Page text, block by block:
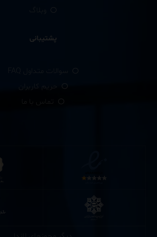
پشتیبانی
سوالات متداول FAQ
حریم کاربران